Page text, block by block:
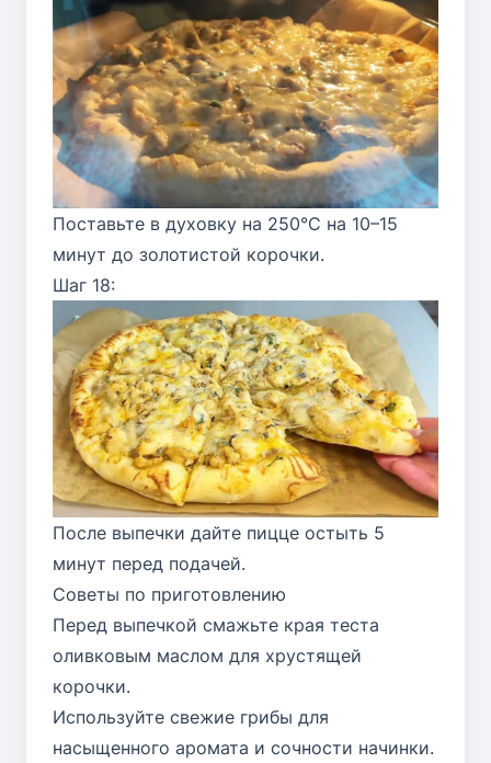
Поставьте в духовку на 250°C на 10–15
минут до золотистой корочки.
Шаг 18:
После выпечки дайте пицце остыть 5
минут перед подачей.
Советы по приготовлению
Перед выпечкой смажьте края теста
оливковым маслом для хрустящей
корочки.
Используйте свежие грибы для
насыщенного аромата и сочности начинки.